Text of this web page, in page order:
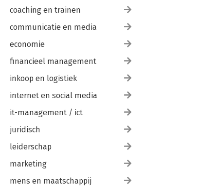
coaching en trainen
communicatie en media
economie
financieel management
inkoop en logistiek
internet en social media
it-management / ict
juridisch
leiderschap
marketing
mens en maatschappij